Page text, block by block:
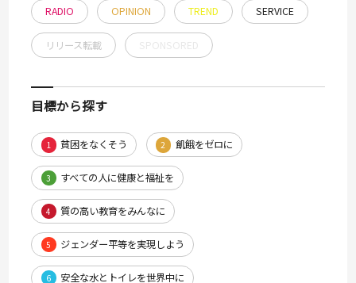
RADIO OPINION TREND SERVICE
リリース転載
目標から探す
1 貧困をなくそう 2 飢餓をゼロに
3 すべての人に健康と福祉を
4 質の高い教育をみんなに
5 ジェンダー平等を実現しよう
6 安全な水とトイレを世界中に